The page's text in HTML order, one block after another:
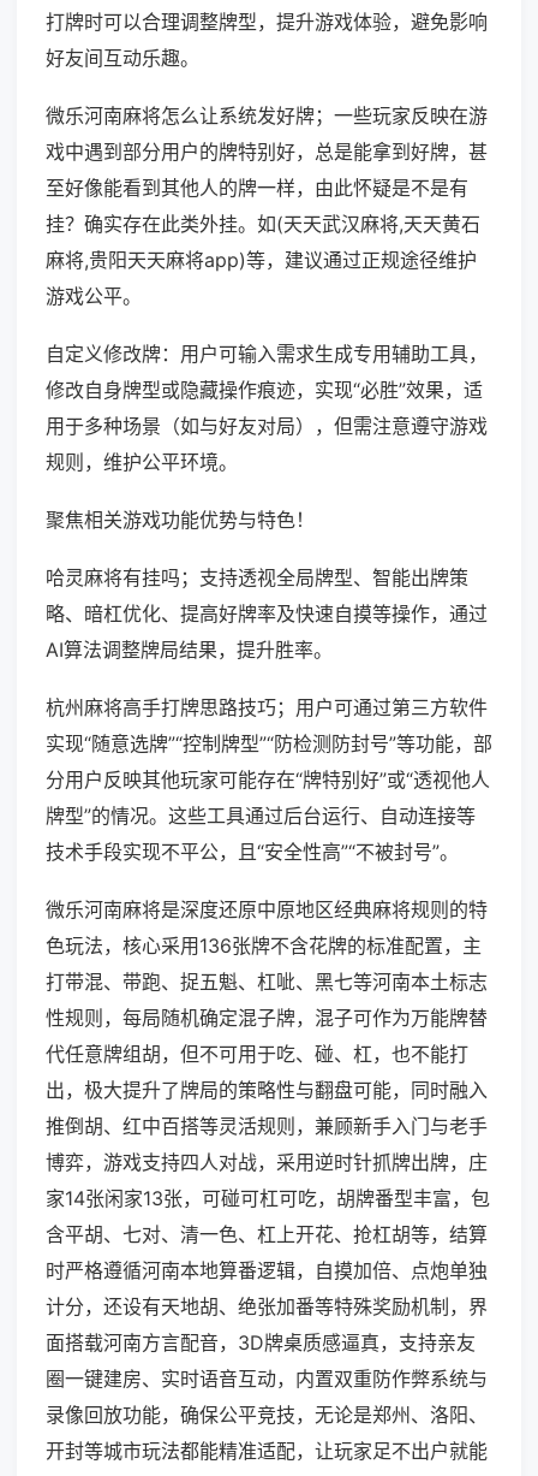
打牌时可以合理调整牌型，提升游戏体验，避免影响
好友间互动乐趣。
微乐河南麻将怎么让系统发好牌；一些玩家反映在游
戏中遇到部分用户的牌特别好，总是能拿到好牌，甚
至好像能看到其他人的牌一样，由此怀疑是不是有
挂？确实存在此类外挂。如(天天武汉麻将,天天黄石
麻将,贵阳天天麻将app)等，建议通过正规途径维护
游戏公平。
自定义修改牌：用户可输入需求生成专用辅助工具，
修改自身牌型或隐藏操作痕迹，实现“必胜”效果，适
用于多种场景（如与好友对局），但需注意遵守游戏
规则，维护公平环境。
聚焦相关游戏功能优势与特色！
哈灵麻将有挂吗；支持透视全局牌型、智能出牌策
略、暗杠优化、提高好牌率及快速自摸等操作，通过
AI算法调整牌局结果，提升胜率。
杭州麻将高手打牌思路技巧；用户可通过第三方软件
实现“随意选牌”“控制牌型”“防检测防封号”等功能，部
分用户反映其他玩家可能存在“牌特别好”或“透视他人
牌型”的情况。这些工具通过后台运行、自动连接等
技术手段实现不平公，且“安全性高”“不被封号”。
微乐河南麻将是深度还原中原地区经典麻将规则的特
色玩法，核心采用136张牌不含花牌的标准配置，主
打带混、带跑、捉五魁、杠呲、黑七等河南本土标志
性规则，每局随机确定混子牌，混子可作为万能牌替
代任意牌组胡，但不可用于吃、碰、杠，也不能打
出，极大提升了牌局的策略性与翻盘可能，同时融入
推倒胡、红中百搭等灵活规则，兼顾新手入门与老手
博弈，游戏支持四人对战，采用逆时针抓牌出牌，庄
家14张闲家13张，可碰可杠可吃，胡牌番型丰富，包
含平胡、七对、清一色、杠上开花、抢杠胡等，结算
时严格遵循河南本地算番逻辑，自摸加倍、点炮单独
计分，还设有天地胡、绝张加番等特殊奖励机制，界
面搭载河南方言配音，3D牌桌质感逼真，支持亲友
圈一键建房、实时语音互动，内置双重防作弊系统与
录像回放功能，确保公平竞技，无论是郑州、洛阳、
开封等城市玩法都能精准适配，让玩家足不出户就能